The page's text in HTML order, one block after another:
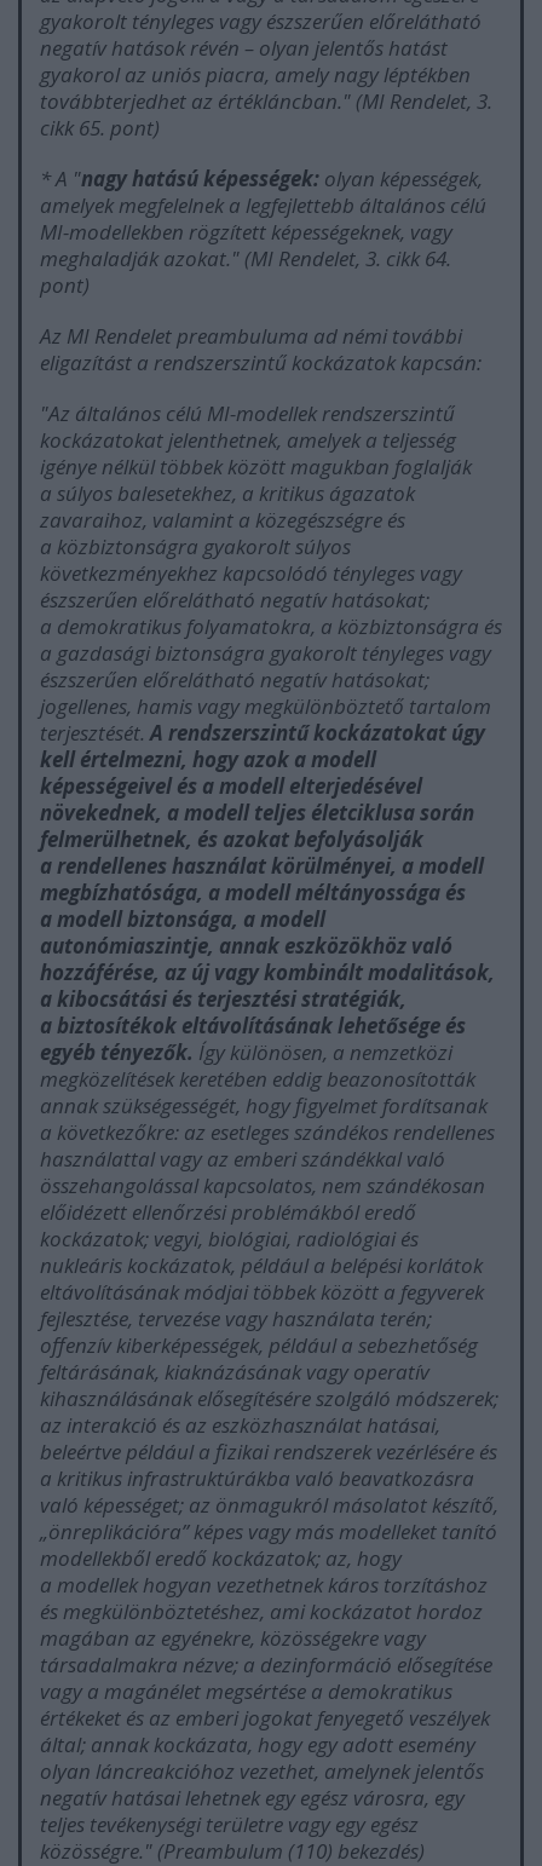
gyakorolt tényleges vagy észszerűen előrelátható
negatív hatások révén – olyan jelentős hatást
gyakorol az uniós piacra, amely nagy léptékben
továbbterjedhet az értékláncban." (MI Rendelet, 3.
cikk 65. pont)
* A "nagy hatású képességek: olyan képességek,
amelyek megfelelnek a legfejlettebb általános célú
MI-modellekben rögzített képességeknek, vagy
meghaladják azokat." (MI Rendelet, 3. cikk 64.
pont)
Az MI Rendelet preambuluma ad némi további
eligazítást a rendszerszintű kockázatok kapcsán:
"Az általános célú MI-modellek rendszerszintű
kockázatokat jelenthetnek, amelyek a teljesség
igénye nélkül többek között magukban foglalják
a súlyos balesetekhez, a kritikus ágazatok
zavaraihoz, valamint a közegészségre és
a közbiztonságra gyakorolt súlyos
következményekhez kapcsolódó tényleges vagy
észszerűen előrelátható negatív hatásokat;
a demokratikus folyamatokra, a közbiztonságra és
a gazdasági biztonságra gyakorolt tényleges vagy
észszerűen előrelátható negatív hatásokat;
jogellenes, hamis vagy megkülönböztető tartalom
terjesztését.A rendszerszintű kockázatokat úgy
kell értelmezni, hogy azok a modell
képességeivel és a modell elterjedésével
növekednek, a modell teljes életciklusa során
felmerülhetnek, és azokat befolyásolják
a rendellenes használat körülményei, a modell
megbízhatósága, a modell méltányossága és
a modell biztonsága, a modell
autonómiaszintje, annak eszközökhöz való
hozzáférése, az új vagy kombinált modalitások,
a kibocsátási és terjesztési stratégiák,
a biztosítékok eltávolításának lehetősége és
egyéb tényezők. Így különösen, a nemzetközi
megközelítések keretében eddig beazonosították
annak szükségességét, hogy figyelmet fordítsanak
a következőkre: az esetleges szándékos rendellenes
használattal vagy az emberi szándékkal való
összehangolással kapcsolatos, nem szándékosan
előidézett ellenőrzési problémákból eredő
kockázatok; vegyi, biológiai, radiológiai és
nukleáris kockázatok, például a belépési korlátok
eltávolításának módjai többek között a fegyverek
fejlesztése, tervezése vagy használata terén;
offenzív kiberképességek, például a sebezhetőség
feltárásának, kiaknázásának vagy operatív
kihasználásának elősegítésére szolgáló módszerek;
az interakció és az eszközhasználat hatásai,
beleértve például a fizikai rendszerek vezérlésére és
a kritikus infrastruktúrákba való beavatkozásra
való képességet; az önmagukról másolatot készítő,
„önreplikációra” képes vagy más modelleket tanító
modellekből eredő kockázatok; az, hogy
a modellek hogyan vezethetnek káros torzításhoz
és megkülönböztetéshez, ami kockázatot hordoz
magában az egyénekre, közösségekre vagy
társadalmakra nézve; a dezinformáció elősegítése
vagy a magánélet megsértése a demokratikus
értékeket és az emberi jogokat fenyegető veszélyek
által; annak kockázata, hogy egy adott esemény
olyan láncreakcióhoz vezethet, amelynek jelentős
negatív hatásai lehetnek egy egész városra, egy
teljes tevékenységi területre vagy egy egész
közösségre." (Preambulum (110) bekezdés)